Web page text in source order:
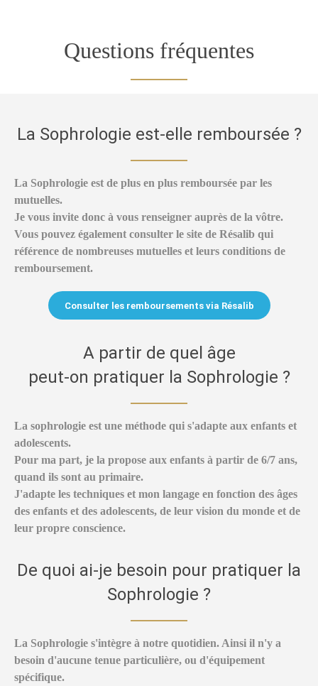
Questions fréquentes
La Sophrologie est-elle remboursée ?
La Sophrologie est de plus en plus remboursée par les
mutuelles.
Je vous invite donc à vous renseigner auprès de la vôtre.
Vous pouvez également consulter le site de Résalib qui
référence de nombreuses mutuelles et leurs conditions de
remboursement.
Consulter les remboursements via Résalib
A partir de quel âge
peut-on pratiquer la Sophrologie ?
La sophrologie est une méthode qui s'adapte aux enfants et
adolescents.
Pour ma part, je la propose aux enfants à partir de 6/7 ans,
quand ils sont au primaire.
J'adapte les techniques et mon langage en fonction des âges
des enfants et des adolescents, de leur vision du monde et de
leur propre conscience.
De quoi ai-je besoin pour pratiquer la
Sophrologie ?
La Sophrologie s'intègre à notre quotidien. Ainsi il n'y a
besoin d'aucune tenue particulière, ou d'équipement
spécifique.